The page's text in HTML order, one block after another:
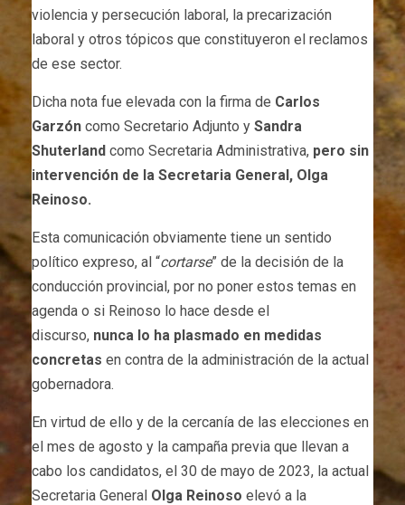
violencia y persecución laboral, la precarización
laboral y otros tópicos que constituyeron el reclamos
de ese sector.
Dicha nota fue elevada con la firma de Carlos
Garzón como Secretario Adjunto y Sandra
Shuterland como Secretaria Administrativa, pero sin
intervención de la Secretaria General, Olga
Reinoso.
Esta comunicación obviamente tiene un sentido
político expreso, al “cortarse” de la decisión de la
conducción provincial, por no poner estos temas en
agenda o si Reinoso lo hace desde el
discurso, nunca lo ha plasmado en medidas
concretas en contra de la administración de la actual
gobernadora.
En virtud de ello y de la cercanía de las elecciones en
el mes de agosto y la campaña previa que llevan a
cabo los candidatos, el 30 de mayo de 2023, la actual
Secretaria General Olga Reinoso elevó a la